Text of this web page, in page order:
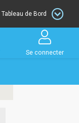
Tableau de Bord
Se connecter